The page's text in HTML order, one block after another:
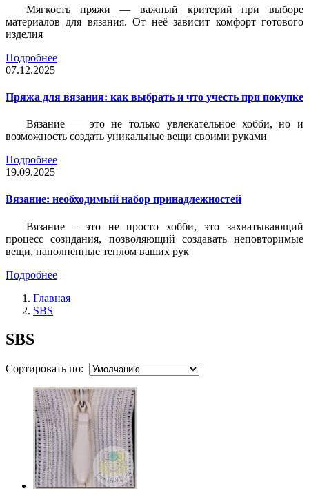
Мягкость пряжи — важный критерий при выборе
материалов для вязания. От неё зависит комфорт готового
изделия
Подробнее
07.12.2025
Пряжа для вязания: как выбрать и что учесть при покупке
Вязание — это не только увлекательное хобби, но и
возможность создать уникальные вещи своими руками
Подробнее
19.09.2025
Вязание: необходимый набор принадлежностей
Вязание – это не просто хобби, это захватывающий
процесс созидания, позволяющий создавать неповторимые
вещи, наполненные теплом ваших рук
Подробнее
Главная
SBS
SBS
Сортировать по: